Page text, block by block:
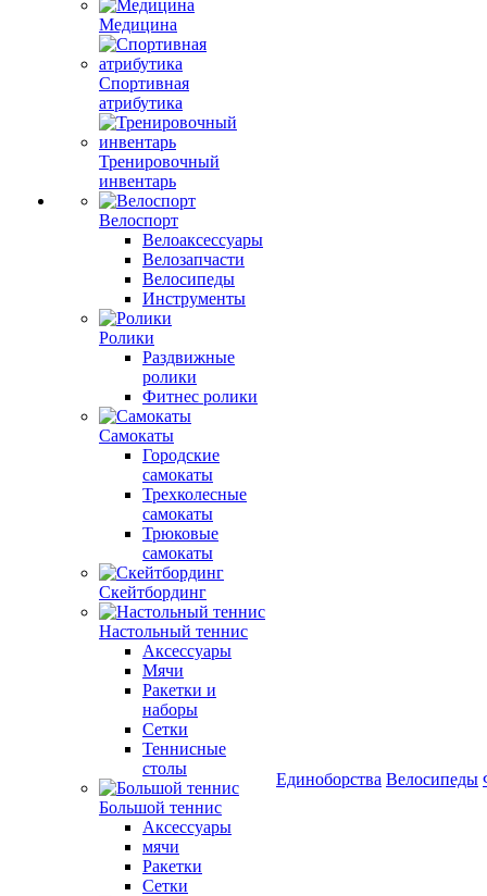
Медицина
Спортивная
атрибутика
Тренировочный
инвентарь
Велоспорт
Велоаксессуары
Велозапчасти
Велосипеды
Инструменты
Ролики
Раздвижные
ролики
Фитнес ролики
Самокаты
Городские
самокаты
Трехколесные
самокаты
Трюковые
самокаты
Скейтбординг
Настольный теннис
Аксессуары
Мячи
Ракетки и
наборы
Сетки
Теннисные
столы
Большой теннис
Аксессуары
мячи
Ракетки
Сетки
Единоборства Велосипеды